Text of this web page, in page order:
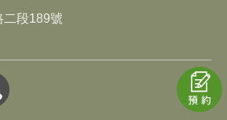
二段189號